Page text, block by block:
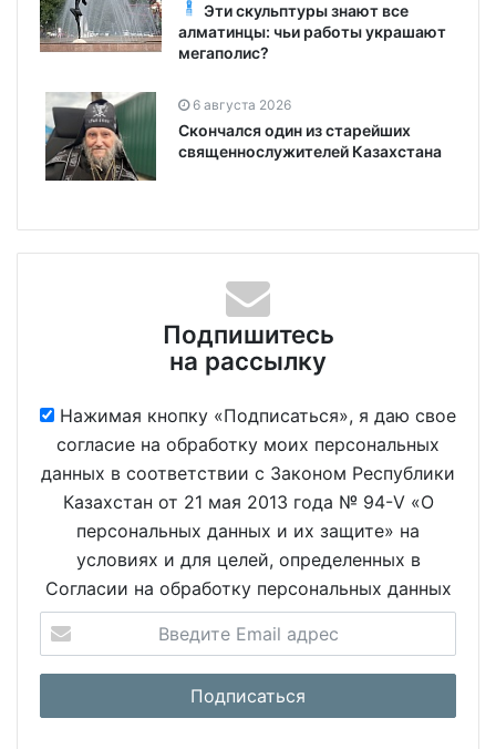
Эти скульптуры знают все
алматинцы: чьи работы украшают
мегаполис?
6 августа 2026
Скончался один из старейших
священнослужителей Казахстана
Подпишитесь
на рассылку
Нажимая кнопку «Подписаться», я даю свое
согласие на обработку моих персональных
данных в соответствии с Законом Республики
Казахстан от 21 мая 2013 года № 94-V «О
персональных данных и их защите» на
условиях и для целей, определенных в
Согласии на обработку персональных данных